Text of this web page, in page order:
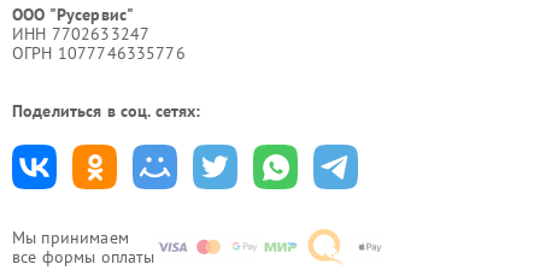
Мы принимаем
все формы оплаты
ООО "Русервис"
ИНН 7702633247
ОГРН 1077746335776
Поделиться в соц. сетях: